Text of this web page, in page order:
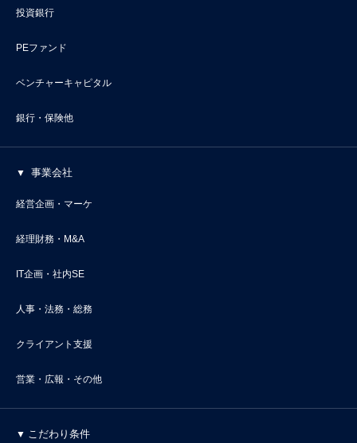
投資銀行
PEファンド
ベンチャーキャピタル
銀行・保険他
事業会社
経営企画・マーケ
経理財務・M&A
IT企画・社内SE
人事・法務・総務
クライアント支援
営業・広報・その他
こだわり条件